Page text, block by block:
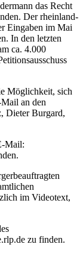
das Recht
Der rheinland-
Eingaben im Mai
In den letzten
ca. 4.000
Möglichkeit, sich
an den
Dieter Burgard,
Mail:
im Videotext,
zu finden.